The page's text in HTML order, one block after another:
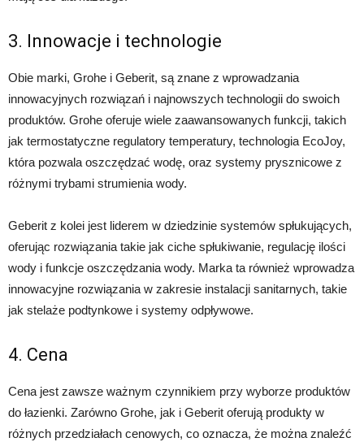
3. Innowacje i technologie
Obie marki, Grohe i Geberit, są znane z wprowadzania
innowacyjnych rozwiązań i najnowszych technologii do swoich
produktów. Grohe oferuje wiele zaawansowanych funkcji, takich
jak termostatyczne regulatory temperatury, technologia EcoJoy,
która pozwala oszczędzać wodę, oraz systemy prysznicowe z
różnymi trybami strumienia wody.
Geberit z kolei jest liderem w dziedzinie systemów spłukujących,
oferując rozwiązania takie jak ciche spłukiwanie, regulację ilości
wody i funkcje oszczędzania wody. Marka ta również wprowadza
innowacyjne rozwiązania w zakresie instalacji sanitarnych, takie
jak stelaże podtynkowe i systemy odpływowe.
4. Cena
Cena jest zawsze ważnym czynnikiem przy wyborze produktów
do łazienki. Zarówno Grohe, jak i Geberit oferują produkty w
różnych przedziałach cenowych, co oznacza, że można znaleźć